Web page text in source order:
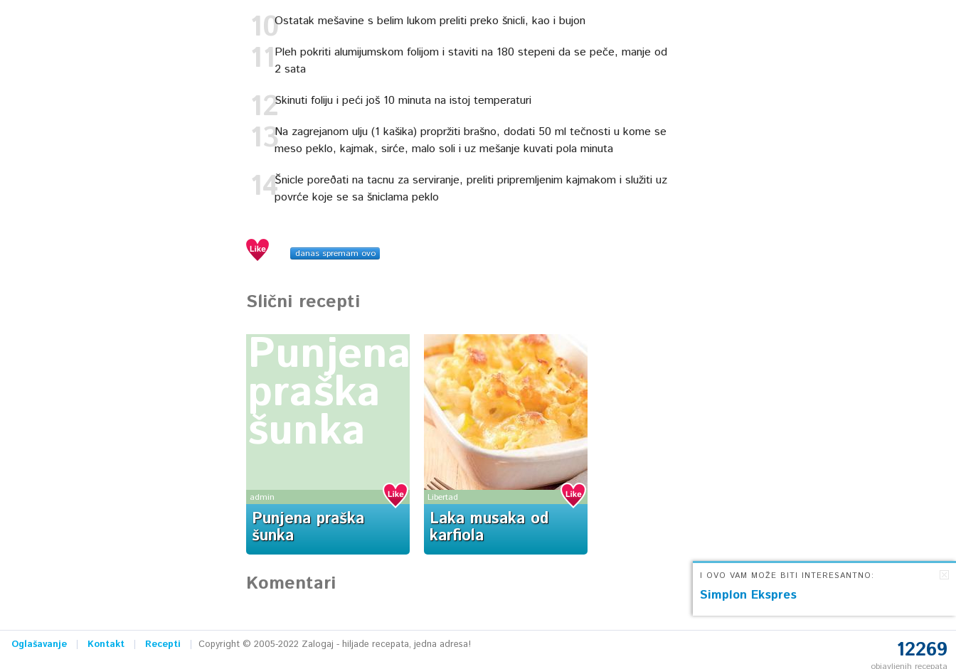
Ostatak mešavine s belim lukom preliti preko šnicli, kao i bujon
Pleh pokriti alumijumskom folijom i staviti na 180 stepeni da se peče, manje od
2 sata
Skinuti foliju i peći još 10 minuta na istoj temperaturi
Na zagrejanom ulju (1 kašika) propržiti brašno, dodati 50 ml tečnosti u kome se
meso peklo, kajmak, sirće, malo soli i uz mešanje kuvati pola minuta
Šnicle poreðati na tacnu za serviranje, preliti pripremljenim kajmakom i služiti uz
povrće koje se sa šniclama peklo
danas spremam ovo
Slični recepti
Punjena
praška
šunka
admin
Punjena praška
šunka
Libertad
Laka musaka od
karfiola
Komentari I OVO VAM MOŽE BITI INTERESANTNO:
Simplon Ekspres
12269
objavljenih recepata
Oglašavanje Kontakt Recepti Copyright © 2005-2022 Zalogaj - hiljade recepata, jedna adresa!